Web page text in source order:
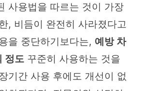
사용법을 따르는 것이 가장
, 비듬이 완전히 사라졌다고
을 중단하기보다는, 예방 차
정도 꾸준히 사용하는 것을
기간 사용 후에도 개선이 없